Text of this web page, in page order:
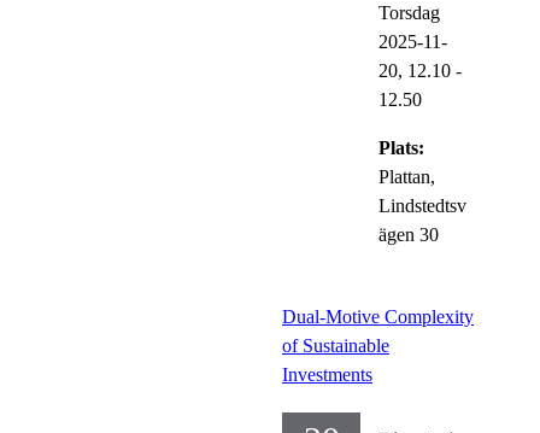
Torsdag
2025-11-
20, 12.10 -
12.50
Plats:
Plattan,
Lindstedtsv
ägen 30
Dual-Motive Complexity
of Sustainable
Investments